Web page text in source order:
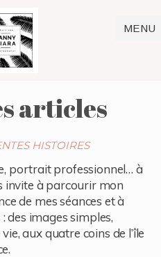
MENU
articles
HISTOIRES
portrait professionnel… à
invite à parcourir mon
de mes séances et à
des images simples,
aux quatre coins de l’île